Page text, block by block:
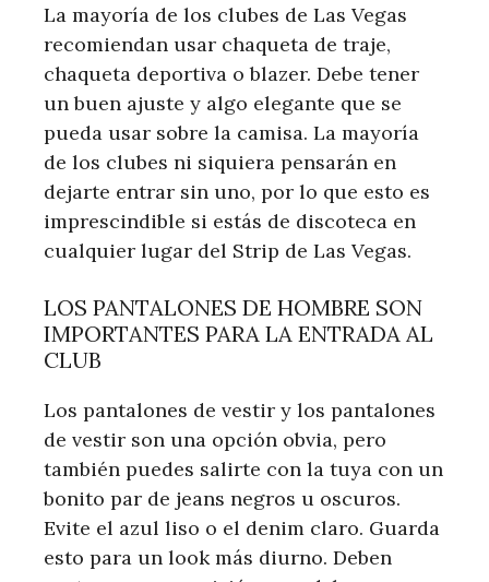
La mayoría de los clubes de Las Vegas
recomiendan usar chaqueta de traje,
chaqueta deportiva o blazer. Debe tener
un buen ajuste y algo elegante que se
pueda usar sobre la camisa. La mayoría
de los clubes ni siquiera pensarán en
dejarte entrar sin uno, por lo que esto es
imprescindible si estás de discoteca en
cualquier lugar del Strip de Las Vegas.
LOS PANTALONES DE HOMBRE SON
IMPORTANTES PARA LA ENTRADA AL
CLUB
Los pantalones de vestir y los pantalones
de vestir son una opción obvia, pero
también puedes salirte con la tuya con un
bonito par de jeans negros u oscuros.
Evite el azul liso o el denim claro. Guarda
esto para un look más diurno. Deben